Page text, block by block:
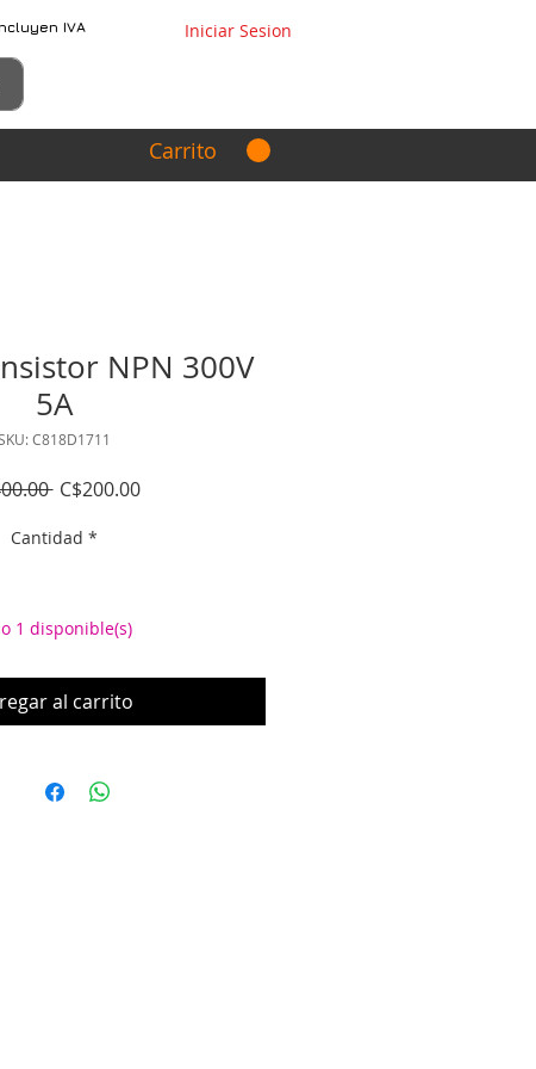
IVA Iniciar Sesion
Carrito
NPN 300V
5A
C818D1711
Precio
C$200.00Precio
Cantidad *
1 disponible(s)
al carrito